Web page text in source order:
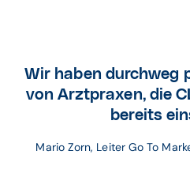
Wir haben durchweg
von Arztpraxen, die
bereits
Mario Zorn, Leiter Go To